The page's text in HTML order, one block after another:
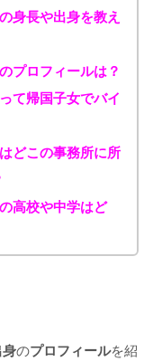
身長や出身を教え
プロフィールは？
て帰国子女でバイ
どこの事務所に所
高校や中学はど
身のプロフィールを紹